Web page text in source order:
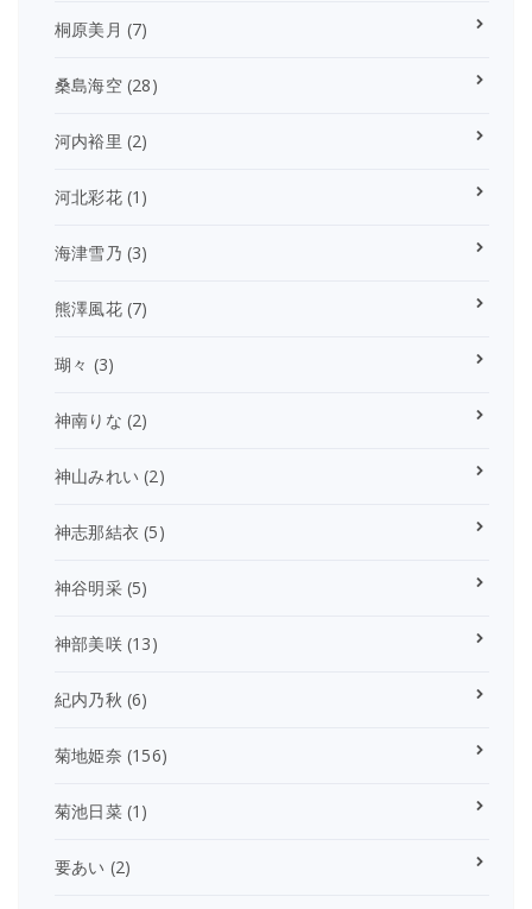
桐原美月 (7)
桑島海空(28)
河内裕里 (2)
河北彩花(1)
海津雪乃 (3)
熊澤風花(7)
瑚々 (3)
神南りな (2)
神山みれい (2)
神志那結衣 (5)
神谷明采(5)
神部美咲(13)
紀内乃秋 (6)
菊地姫奈 (156)
菊池日菜(1)
要あい (2)